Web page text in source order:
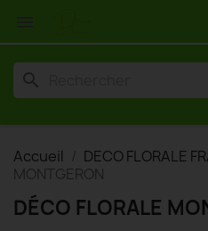
search
Accueil DECO FLORALE
MONTGERON
DÉCO FLORALE